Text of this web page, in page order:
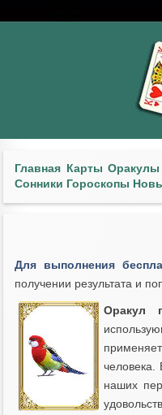
Главная Карты Оракулы
Сонники Гороскопы
Для выполнения
получении результата и
Оракул
человека.
наших